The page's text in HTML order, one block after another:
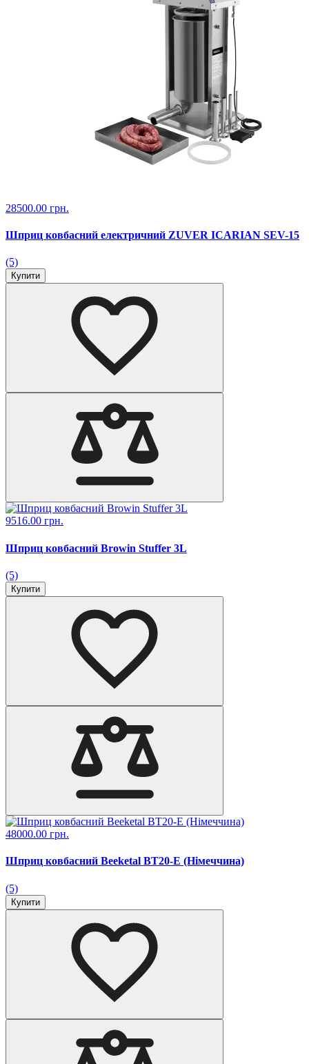
28500.00 грн.
Шприц ковбасний електричний ZUVER ICARIAN SEV-15
(5)
Купити
9516.00 грн.
Шприц ковбасний Browin Stuffer 3L
(5)
Купити
48000.00 грн.
Шприц ковбасний Beeketal BT20-E (Німеччина)
(5)
Купити